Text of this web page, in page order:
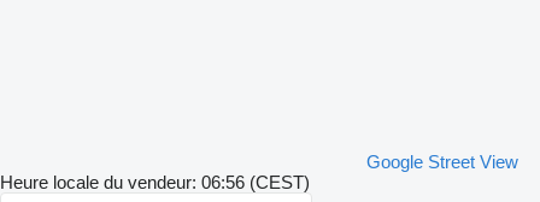
Google Street View
Heure locale du vendeur: 06:56 (CEST)